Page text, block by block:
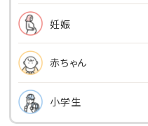
妊娠
赤ちゃん
小学生